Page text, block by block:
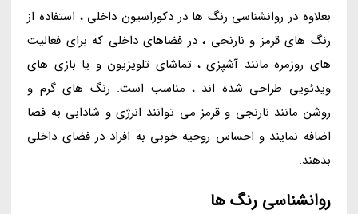
بعلاوه در روانشناسی رنگ ها در دکوراسیون داخلی ، استفاده از
رنگ های قرمز و نارنجی ، در فضاهای داخلی که برای فعالیت
های روزمره مانند آشپزی ، تماشای تلویزیون و یا بازی های
ویدئویی طراحی شده اند ، مناسب است. رنگ های گرم و
روشن مانند نارنجی و قرمز می توانند انرژی و شادابی به فضا
اضافه نمایند و احساس روحیه خوبی به افراد در فضای داخلی
بدهند.
روانشناسی رنگ ها